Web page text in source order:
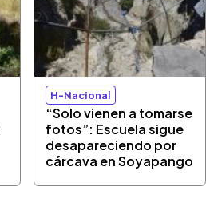
H-Nacional
“Solo vienen a tomarse
fotos”: Escuela sigue
desapareciendo por
cárcava en Soyapango